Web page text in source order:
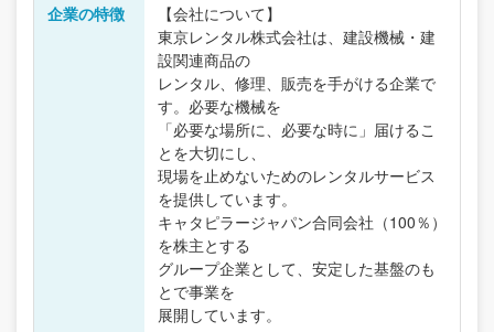
企業の特徴
【会社について】
東京レンタル株式会社は、建設機械・建
設関連商品の
レンタル、修理、販売を手がける企業で
す。必要な機械を
「必要な場所に、必要な時に」届けるこ
とを大切にし、
現場を止めないためのレンタルサービス
を提供しています。
キャタピラージャパン合同会社（100％）
を株主とする
グループ企業として、安定した基盤のも
とで事業を
展開しています。